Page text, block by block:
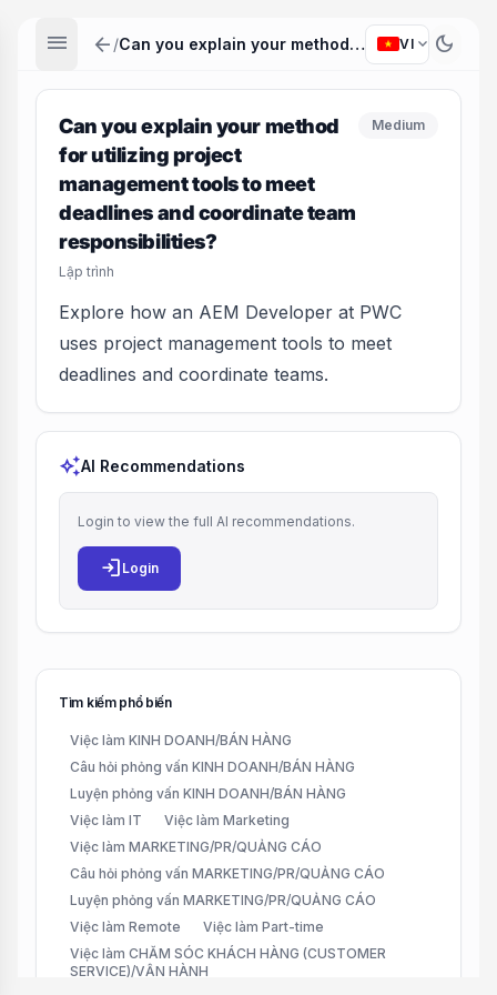
menu arrow_back / Can you explain your method for utilizing project management tools to meet deadlines and coordinate team responsibilities? VI expand_more dark_mode
Can you explain your method
for utilizing project
management tools to meet
deadlines and coordinate team
responsibilities?
Lập trình
Medium
Explore how an AEM Developer at PWC
uses project management tools to meet
deadlines and coordinate teams.
auto_awesomeAI Recommendations
Login to view the full AI recommendations.
login Login
Tìm kiếm phổ biến
Việc làm KINH DOANH/BÁN HÀNG
Câu hỏi phỏng vấn KINH DOANH/BÁN HÀNG
Luyện phỏng vấn KINH DOANH/BÁN HÀNG
Việc làm IT
Việc làm Marketing
Việc làm MARKETING/PR/QUẢNG CÁO
Câu hỏi phỏng vấn MARKETING/PR/QUẢNG CÁO
Luyện phỏng vấn MARKETING/PR/QUẢNG CÁO
Việc làm Remote
Việc làm Part-time
Việc làm CHĂM SÓC KHÁCH HÀNG (CUSTOMER
SERVICE)/VẬN HÀNH